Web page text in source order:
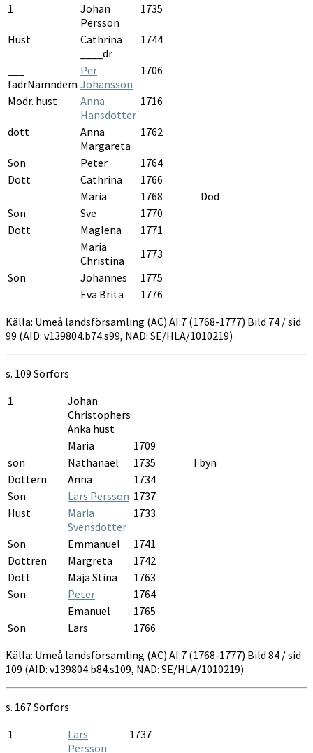
1
Johan
Persson
1735
Hust
Cathrina
____dr
1744
fadrNämndem
Per
Johansson
1706
Modr. hust
Anna
Hansdotter
1716
dott
Anna
Margareta
1762
Son Peter
1764
Dott
Cathrina
1766
Maria
1768
Död
Son
Sve
1770
Dott
Maglena
1771
Maria
Christina
1773
Son
Johannes
1775
Eva Brita
1776
Källa: Umeå landsförsamling (AC) AI:7 (1768-1777) Bild 74 / sid
99 (AID: v139804.b74.s99, NAD: SE/HLA/1010219)
s. 109 Sörfors
1
Johan
Christophers
Änka hust
Maria
1709
son
Nathanael 1735
I byn
Dottern
Anna
1734
Son
Lars Persson 1737
Hust
Maria
Svensdotter
1733
Son Emmanuel
1741
Dottren
Margreta
1742
Dott
Maja Stina
1763
Son
Peter
1764
Emanuel
1765
Son
Lars
1766
Källa: Umeå landsförsamling (AC) AI:7 (1768-1777) Bild 84 / sid
109 (AID: v139804.b84.s109, NAD: SE/HLA/1010219)
s. 167Sörfors
1
Lars
Persson
1737